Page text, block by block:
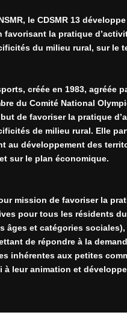
le CDSMR 13
favorisant la pratique
du milieu rural, sur le
créée en 1983, agréée
du Comité National
de favoriser la pratique
de milieu rural. Elle
au développement des
sur le plan économique.
mission de favoriser la
pour tous les résidents
âges et catégories sociales),
de répondre à la
inhérentes aux petites
leur animation et